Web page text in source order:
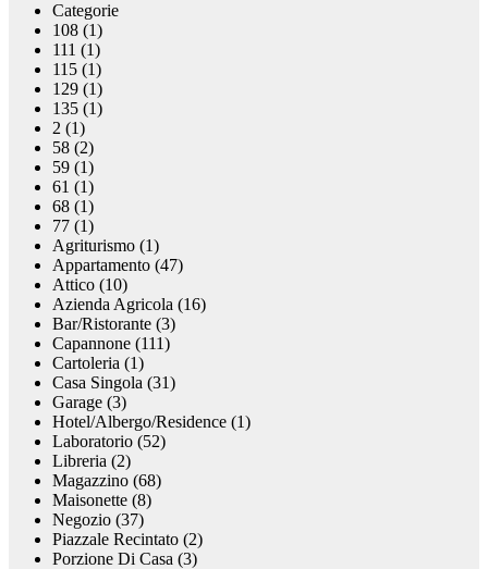
Categorie
108 (1)
111 (1)
115 (1)
129 (1)
135 (1)
2 (1)
58 (2)
59 (1)
61 (1)
68 (1)
77 (1)
Agriturismo (1)
Appartamento (47)
Attico (10)
Azienda Agricola (16)
Bar/Ristorante (3)
Capannone (111)
Cartoleria (1)
Casa Singola (31)
Garage (3)
Hotel/Albergo/Residence (1)
Laboratorio (52)
Libreria (2)
Magazzino (68)
Maisonette (8)
Negozio (37)
Piazzale Recintato (2)
Porzione Di Casa (3)